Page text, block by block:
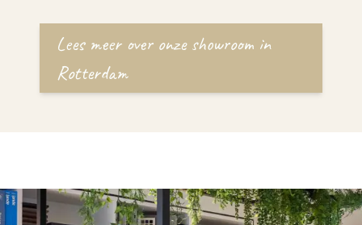
Lees meer over onze showroom in
Rotterdam